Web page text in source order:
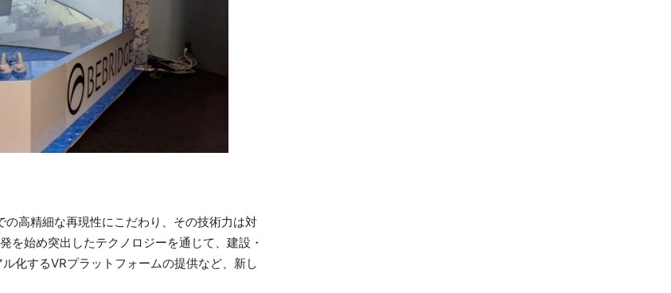
高精細な再現性にこだわり、その技術力は対
を始め突出したテクノロジーを通じて、建設・
化するVRプラットフォームの提供など、新し